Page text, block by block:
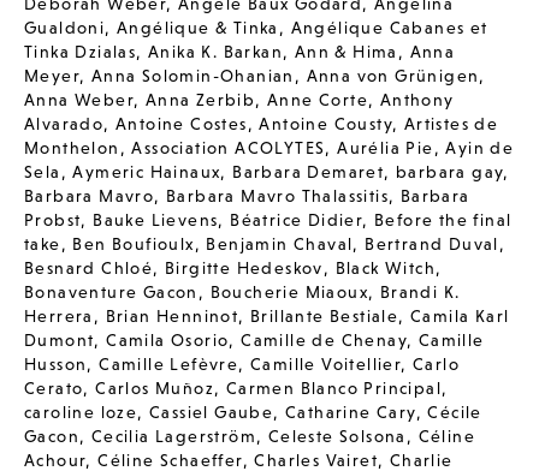
Gualdoni,Angélique & Tinka , Angélique Cabanes et
Tinka Dzialas,Anika K. Barkan, Ann & Hima , Anna
Meyer, Anna Solomin-Ohanian , Anna von Grünigen,
Anna Weber, Anna Zerbib,Anne Corte, Anthony
Alvarado,Antoine Costes,Antoine Cousty, Artistes de
Monthelon ,Association ACOLYTES,Aurélia Pie,Ayin de
Sela ,Aymeric Hainaux, Barbara Demaret, barbara gay,
Barbara Mavro, Barbara Mavro Thalassitis, Barbara
Probst, Bauke Lievens, Béatrice Didier, Before the final
take, Ben Boufioulx, Benjamin Chaval, Bertrand Duval,
Besnard Chloé, Birgitte Hedeskov, Black Witch,
Bonaventure Gacon , Boucherie Miaoux, Brandi K.
Herrera , Brian Henninot, Brillante Bestiale,Camila Karl
Dumont,Camila Osorio,Camille de Chenay, Camille
Husson,Camille Lefèvre,Camille Voitellier,Carlo
Cerato,Carlos Muñoz, Carmen Blanco Principal,
caroline loze,Cassiel Gaube,Catharine Cary,Cécile
Gacon, Cecilia Lagerström, Celeste Solsona , Céline
Achour,Céline Schaeffer,Charles Vairet, Charlie